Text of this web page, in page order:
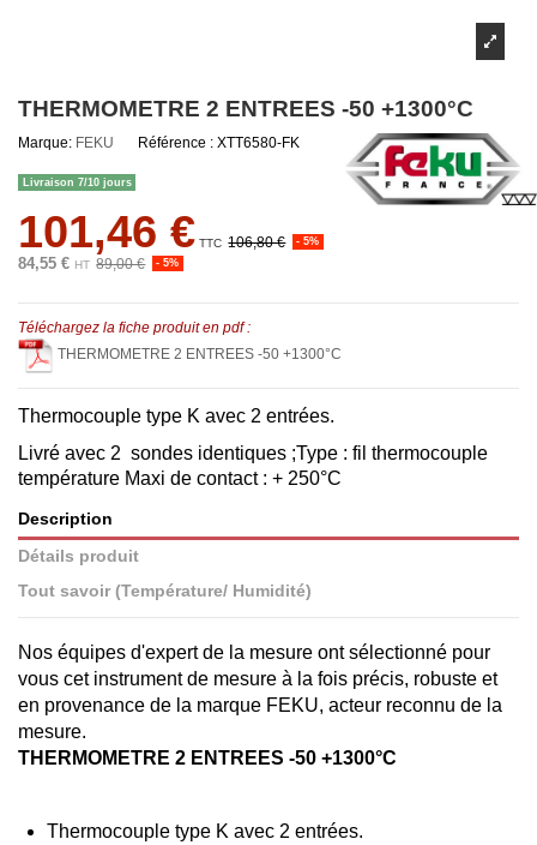
THERMOMETRE 2 ENTREES -50 +1300°C
Marque: FEKU Référence : XTT6580-FK
Livraison 7/10 jours
101,46 € TTC 106,80 € - 5%
84,55 € HT 89,00 € - 5%
Téléchargez la fiche produit en pdf :
THERMOMETRE 2 ENTREES -50 +1300°C
Thermocouple type K avec 2 entrées.
Livré avec 2 sondes identiques ;Type : fil thermocouple
température Maxi de contact : + 250°C
Description
Détails produit
Tout savoir (Température/ Humidité)
Nos équipes d'expert de la mesure ont sélectionné pour
vous cet instrument de mesure à la fois précis, robuste et
en provenance de la marque FEKU, acteur reconnu de la
mesure.
THERMOMETRE 2 ENTREES -50 +1300°C
Thermocouple type K avec 2 entrées.